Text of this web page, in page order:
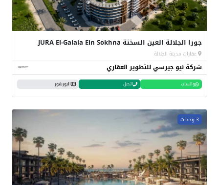
جورا الجلالة العين السخنة JURA El-Galala Ein Sokhna
عقارات مدينة الجلالة
شركة نيو جيرسي للتطوير العقاري
واتساب اتصل البورشور
3 وحدات